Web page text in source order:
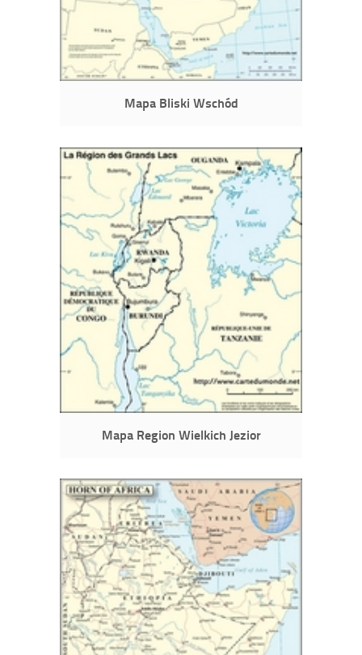
Mapa Bliski Wschód
Mapa Region Wielkich Jezior